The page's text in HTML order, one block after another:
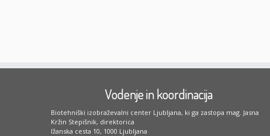
Vodenje in koordinacija
Biotehniški izobraževalni center Ljubljana, ki ga zastopa mag. Jasna
Kržin Stepišnik, direktorica
Ižanska cesta 10, 1000 Ljubljana